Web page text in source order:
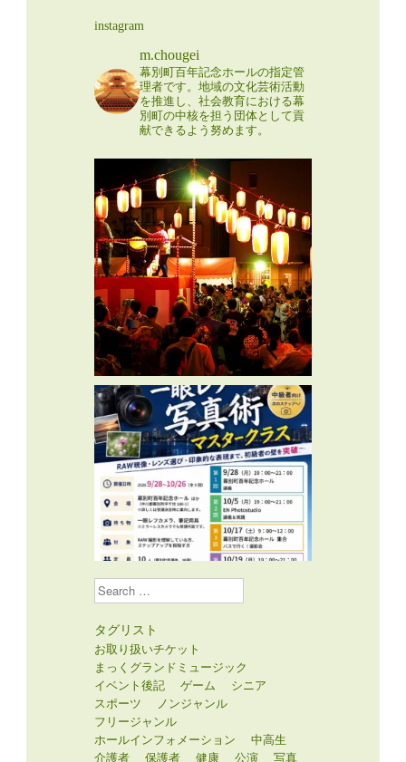
instagram
m.chougei
幕別町百年記念ホールの指定管
理者です。地域の文化芸術活動
を推進し、社会教育における幕
別町の中核を担う団体として貢
献できるよう努めます。
Search
タグリスト
お取り扱いチケット
まっくグランドミュージック
イベント後記
ゲーム
シニア
スポーツ
ノンジャンル
フリージャンル
ホールインフォメーション
中高生
介護者
保護者 健康 公演 写真